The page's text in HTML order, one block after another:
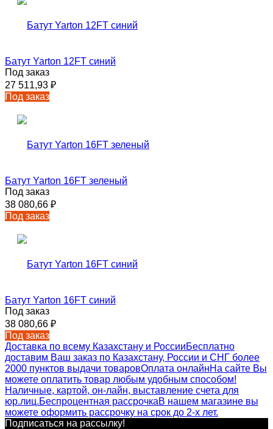
Батут Yarton 12FT синий
Под заказ
27 511,93 ₽
Под заказ
Батут Yarton 16FT зеленый
Под заказ
38 080,66 ₽
Под заказ
Батут Yarton 16FT синий
Под заказ
38 080,66 ₽
Под заказ
Доставка по всему Казахстану и РоссииБесплатно
доставим Ваш заказ по Казахстану, России и СНГ более
2000 пунктов выдачи товаровОплата онлайнНа сайте Вы
можете оплатить товар любым удобным способом!
Наличные, картой, он-лайн, выставление счета для
юр.лиц.Беспроцентная рассрочкаВ нашем магазине вы
можете оформить рассрочку на срок до 2-х лет.
Подписаться на рассылкy!